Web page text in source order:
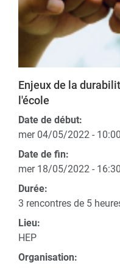
Enjeux de la
l'école
Date de début:
mer 04/05/2022 - 10:00
Date de fin:
mer 18/05/2022 - 16:30
Durée:
3 rencontres de 5
Lieu:
HEP
Organisation: